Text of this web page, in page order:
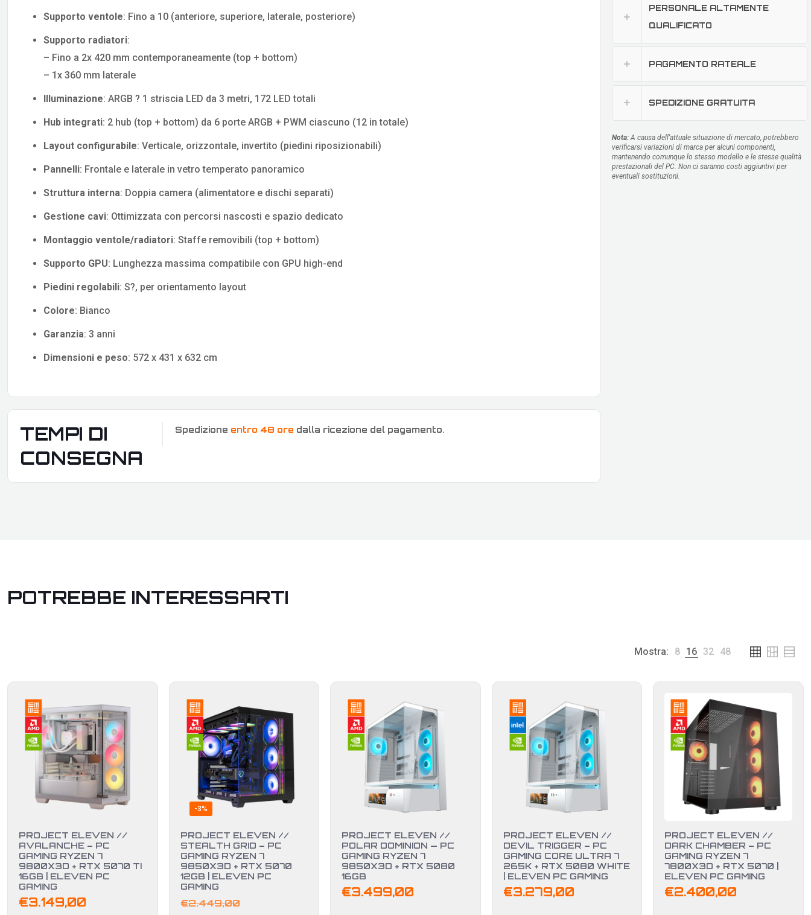
Supporto ventole: Fino a 10 (anteriore, superiore, laterale, posteriore)
Supporto radiatori:
– Fino a 2x 420 mm contemporaneamente (top + bottom)
– 1x 360 mm laterale
Illuminazione: ARGB ? 1 striscia LED da 3 metri, 172 LED totali
Hub integrati: 2 hub (top + bottom) da 6 porte ARGB + PWM ciascuno (12 in totale)
Layout configurabile: Verticale, orizzontale, invertito (piedini riposizionabili)
Pannelli: Frontale e laterale in vetro temperato panoramico
Struttura interna: Doppia camera (alimentatore e dischi separati)
Gestione cavi: Ottimizzata con percorsi nascosti e spazio dedicato
Montaggio ventole/radiatori: Staffe removibili (top + bottom)
Supporto GPU: Lunghezza massima compatibile con GPU high-end
Piedini regolabili: S?, per orientamento layout
Colore: Bianco
Garanzia: 3 anni
Dimensioni e peso: 572 x 431 x 632 cm
TEMPI DI
CONSEGNA
Spedizione entro 48 ore dalla ricezione del pagamento.
PERSONALE ALTAMENTE
QUALIFICATO
PAGAMENTO RATEALE
SPEDIZIONE GRATUITA
Nota:A causa dell'attuale situazione di mercato, potrebbero
verificarsi variazioni di marca per alcuni componenti,
mantenendo comunque lo stesso modello e le stesse qualità
prestazionali del PC. Non ci saranno costi aggiuntivi per
eventuali sostituzioni.
POTREBBE INTERESSARTI
Mostra: 8 16 32 48
PROJECT ELEVEN //
AVALANCHE – PC
GAMING RYZEN 7
9800X3D + RTX 5070 TI
16GB | ELEVEN PC
GAMING
€3.149,00
-3%
PROJECT ELEVEN //
STEALTH GRID – PC
GAMING RYZEN 7
9850X3D + RTX 5070
12GB | ELEVEN PC
GAMING
€2.449,00
PROJECT ELEVEN //
POLAR DOMINION — PC
GAMING RYZEN 7
9850X3D + RTX 5080
16GB
€3.499,00
PROJECT ELEVEN //
DEVIL TRIGGER – PC
GAMING CORE ULTRA 7
265K + RTX 5080 WHITE
| ELEVEN PC GAMING
€3.279,00
PROJECT ELEVEN //
DARK CHAMBER – PC
GAMING RYZEN 7
7800X3D + RTX 5070 |
ELEVEN PC GAMING
€2.400,00